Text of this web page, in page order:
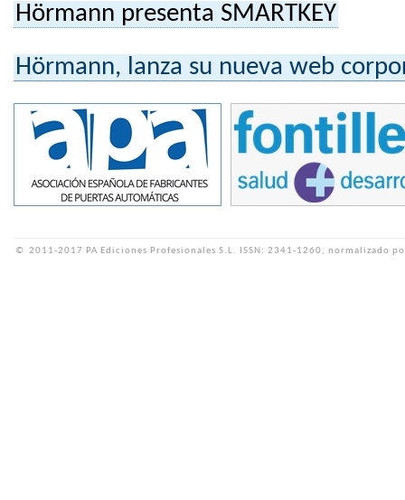
Hörmann presenta SMARTKEY
Hörmann, lanza su nueva web
© 2011-2017 PA Ediciones Profesionales S.L. ISSN: 2341-1260, normalizado